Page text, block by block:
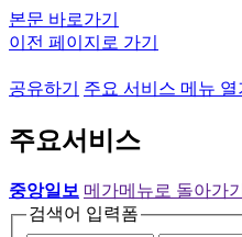
본문 바로가기
이전 페이지로 가기
공유하기 주요 서비스 메뉴 열
주요서비스
중앙일보 메가메뉴로 돌아가기
검색어 입력폼